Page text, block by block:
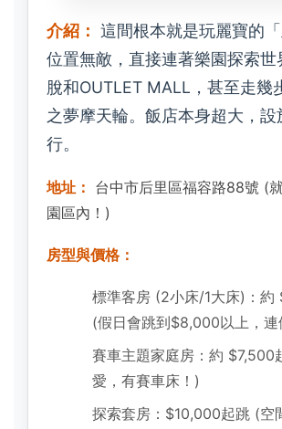
介紹： 這間根本就是玩麗寶的「
位置無敵，直接連著樂園探索世
脫和OUTLET MALL，甚至走幾
之夢摩天輪。飯店本身超大，設
行。
地址： 台中市后里區福容路88號 (
園區內！)
房型與價格：
標準客房 (2小床/1大床)：約
(假日會跳到$8,000以上，連
賽車主題家庭房：約 $7,500
愛，有賽車床！)
探索套房：$10,000起跳 (空